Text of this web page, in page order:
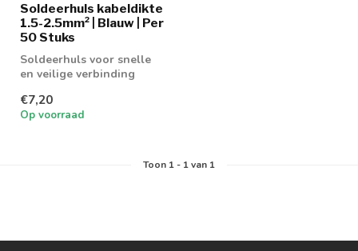
Soldeerhuls kabeldikte
1.5-2.5mm² | Blauw | Per
50 Stuks
Soldeerhuls voor snelle
en veilige verbinding
€7,20
Op voorraad
Toon 1- 1van 1